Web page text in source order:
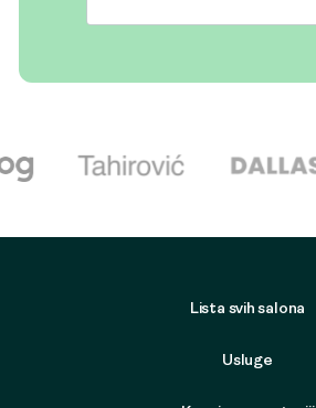
Lista svih salona
Usluge